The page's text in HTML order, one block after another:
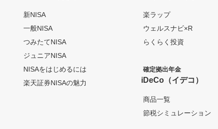
新NISA
一般NISA
つみたてNISA
ジュニアNISA
NISAをはじめるには
楽天証券NISAの魅力
楽ラップ
ウェルスナビ×R
らくらく投資
確定拠出年金
iDeCo（イデコ）
商品一覧
節税シミュレーション